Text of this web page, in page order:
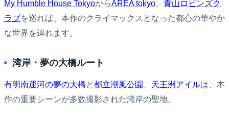
My Humble House TokyoからAREA tokyo
青山ロビンズク
ラブを巡れば、本作のクライマックスとなった都心の華やか
な世界を辿れます。
湾岸・夢の大橋ルート
有明南運河の夢の大橋と都立潮風公園 天王洲アイルは、本
作の重要シーンが多数撮影された湾岸の聖地。